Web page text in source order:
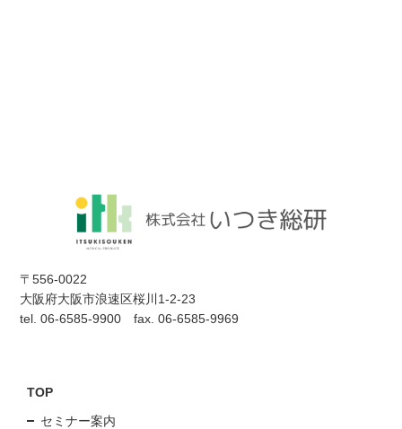
〒556-0022
大阪府大阪市浪速区桜川1-2-23
tel. 06-6585-9900 fax. 06-6585-9969
TOP
セミナー案内